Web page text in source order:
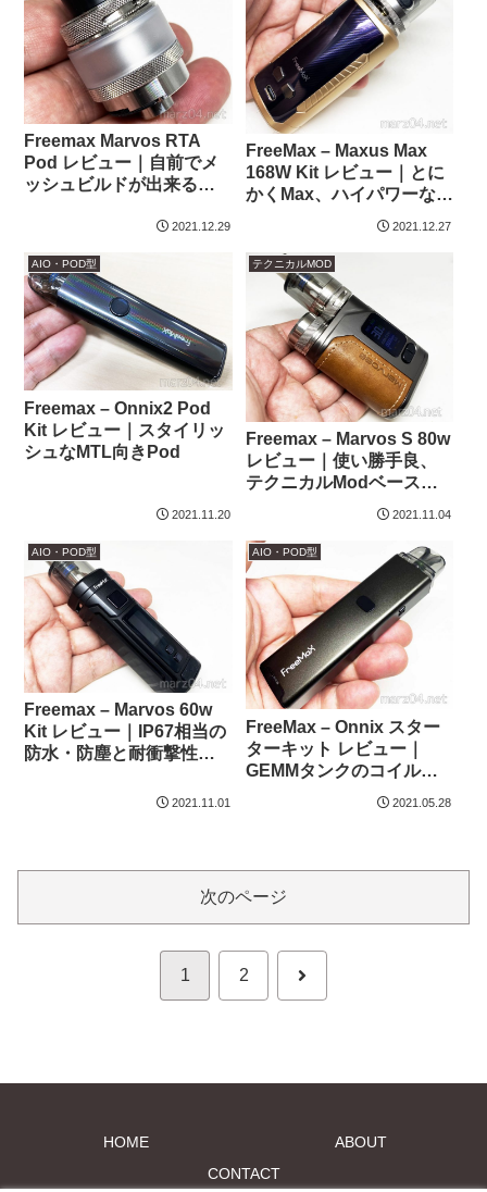
Freemax Marvos RTA
Pod レビュー｜自前でメ
ッシュビルドが出来る
2021.12.29
FreeMax – Maxus Max
168W Kit レビュー｜とに
かくMax、ハイパワーなデ
ュアルバッテリー爆煙Pod
2021.12.27
AIO・POD型
Freemax – Onnix2 Pod
Kit レビュー｜スタイリッ
シュなMTL向きPod
2021.11.20
テクニカルMOD
Freemax – Marvos S 80w
レビュー｜使い勝手良、
テクニカルModベースの
2021.11.04
AIO・POD型
Freemax – Marvos 60w
Kit レビュー｜IP67相当の
防水・防塵と耐衝撃性能
2021.11.01
AIO・POD型
FreeMax – Onnix スター
ターキット レビュー｜
GEMMタンクのコイル技
術を応用したコイル交換
2021.05.28
次のページ
1 2 次
HOME
ABOUT
CONTACT